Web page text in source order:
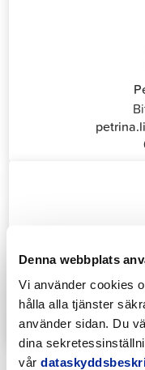
Denna webbplats
Vi använder cookies
hålla alla tjänster
använder sidan. Du
dina
vår
Kundservice-